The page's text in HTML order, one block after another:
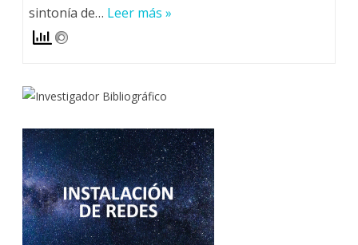
sintonía de… Leer más »